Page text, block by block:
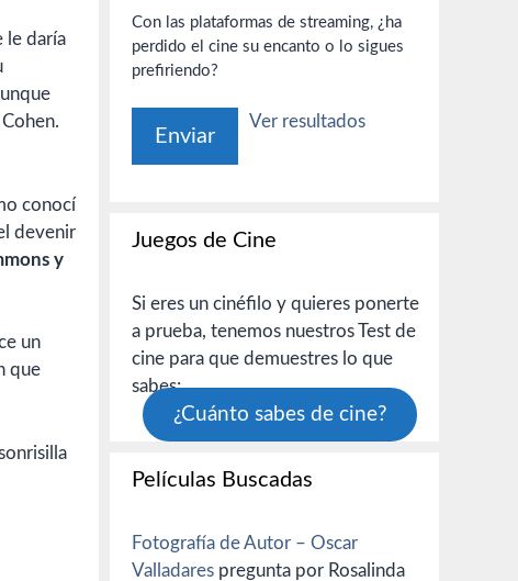
le daría
conocí
devenir
y
un
que
Con las plataformas de streaming, ¿ha
perdido el cine su encanto o lo sigues
prefiriendo?
Ver resultados
Juegos de Cine
Si eres un cinéfilo y quieres ponerte
a prueba, tenemos nuestros Test de
cine para que demuestres lo que
sabes:
¿Cuánto sabes de cine?
Películas Buscadas
Fotografía de Autor – Oscar
Valladares pregunta por Rosalinda